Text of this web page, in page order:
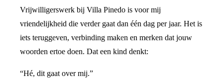
Vrijwilligerswerk bij Villa Pinedo is voor mij
vriendelijkheid die verder gaat dan één dag per jaar. Het is
iets teruggeven, verbinding maken en merken dat jouw
woorden ertoe doen. Dat een kind denkt:
“Hé, dit gaat over mij.”